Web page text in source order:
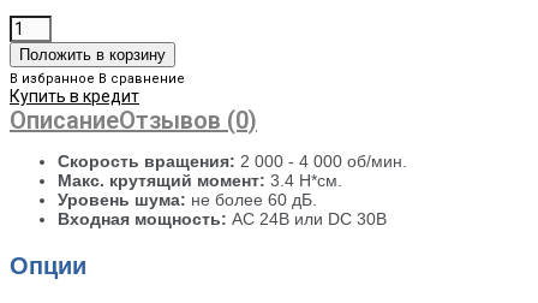
В избранное В сравнение
Купить в кредит
ОписаниеОтзывов (0)
Скорость вращения: 2 000 - 4 000 об/мин.
Макс. крутящий момент: 3.4 Н*см.
Уровень шума: не более 60 дБ.
Входная мощность: AC 24В или DC 30В
Опции